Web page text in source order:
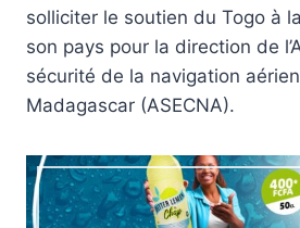
solliciter le soutien du Togo à
son pays pour la direction de
sécurité de la navigation
Madagascar (ASECNA).